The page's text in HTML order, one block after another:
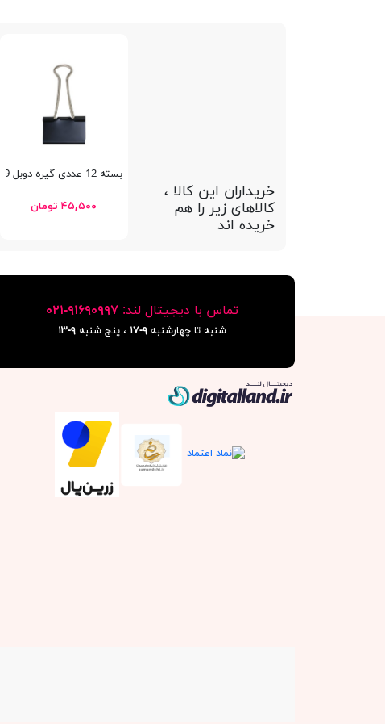
خریداران این کالا ،
کالاهای زیر را هم
خریده اند
بسته 12 عددی گیره دوبل 19 میلیمتری پنتر
۴۵,۵۰۰ تومان
تماس با دیجیتال لند: ٩١۶٩٠٩٩٧-٠٢١
شنبه تا چهارشنبه ۹-۱۷ ، پنج شنبه ۹-١٣